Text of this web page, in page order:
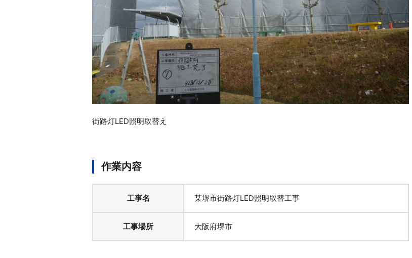
街路灯LED照明取替え
作業内容
工事名 某堺市街路灯LED照明取替工事
工事場所 大阪府堺市